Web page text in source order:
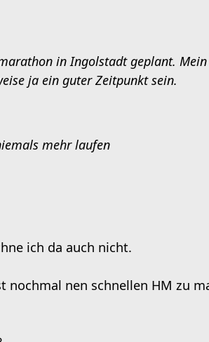
in Ingolstadt geplant.
ja ein guter Zeitpunkt sein.
mehr laufen
ich da auch nicht.
nen schnellen HM zu